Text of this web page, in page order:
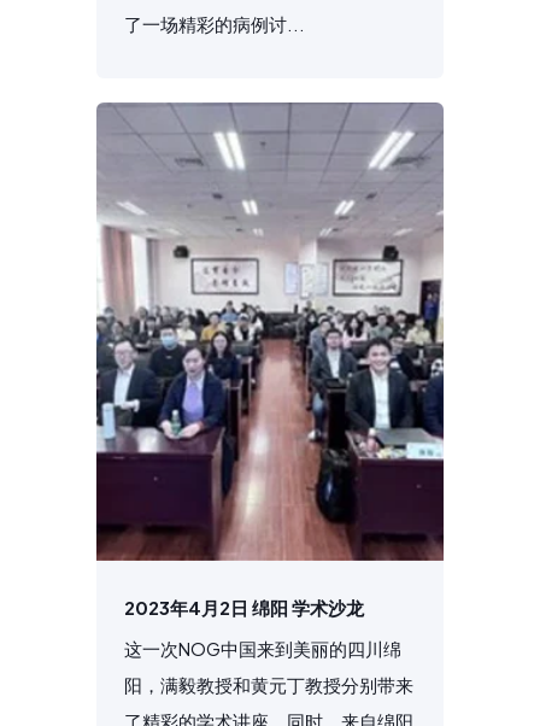
了一场精彩的病例讨...
2023年4月2日 绵阳 学术沙龙
这一次NOG中国来到美丽的四川绵
阳，满毅教授和黄元丁教授分别带来
了精彩的学术讲座，同时，来自绵阳